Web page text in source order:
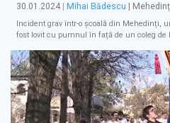
30.01.2024 Mihai Bădescu |
Incident grav într-o școală din Mehedinți,
fost lovit cu pumnul în față de un coleg de